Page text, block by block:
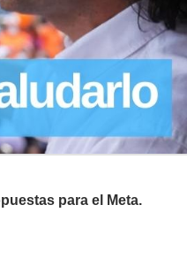
para el Meta.